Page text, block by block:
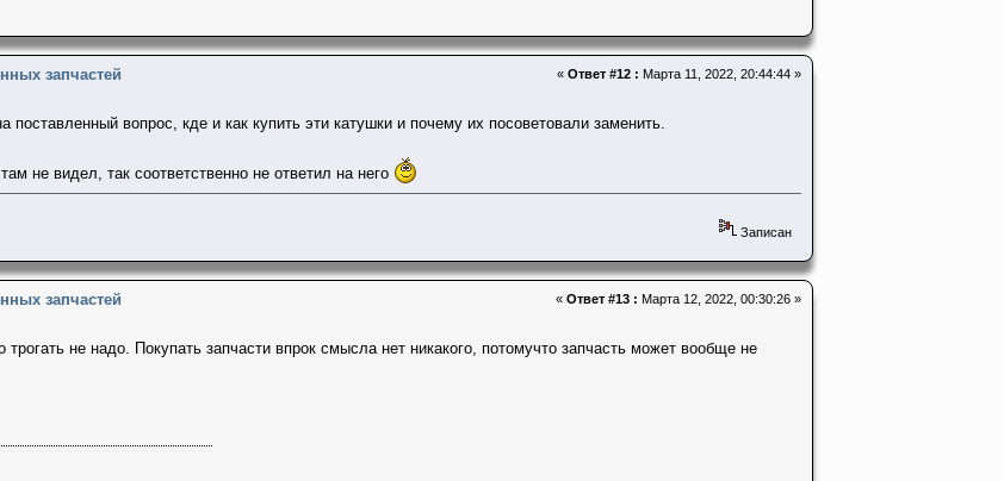
запчастей « Ответ #12 : Марта 11, 2022, 20:44:44 »
поставленный вопрос, кде и как купить эти катушки и почему их посоветовали заменить.
не видел, так соответственно не ответил на него
Записан
запчастей « Ответ #13 : Марта 12, 2022, 00:30:26 »
трогать не надо. Покупать запчасти впрок смысла нет никакого, потомучто запчасть может вообще не